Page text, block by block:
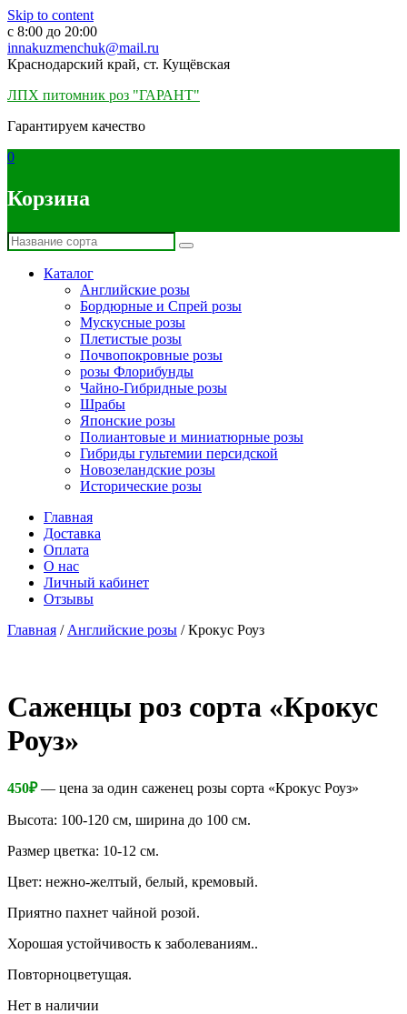
Skip to content
c 8:00 до 20:00
innakuzmenchuk@mail.ru
Краснодарский край, ст. Кущёвская
ЛПХ питомник роз "ГАРАНТ"
Гарантируем качество
0
Корзина
Каталог
Английские розы
Бордюрные и Спрей розы
Мускусные розы
Плетистые розы
Почвопокровные розы
розы Флорибунды
Чайно-Гибридные розы
Шрабы
Японские розы
Полиантовые и миниатюрные розы
Гибриды гультемии персидской
Новозеландские розы
Исторические розы
Главная
Доставка
Оплата
О нас
Личный кабинет
Отзывы
Главная / Английские розы / Крокус Роуз
Cаженцы роз сорта «Крокус
Роуз»
450₽— цена за один саженец розы сорта «Крокус Роуз»
Высота: 100-120 см, ширина до 100 см.
Размер цветка: 10-12 см.
Цвет: нежно-желтый, белый, кремовый.
Приятно пахнет чайной розой.
Хорошая устойчивость к заболеваниям..
Повторноцветущая.
Нет в наличии